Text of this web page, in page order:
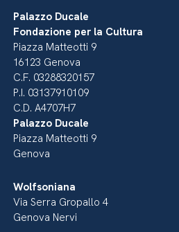
Palazzo Ducale
Fondazione per la Cultura
Piazza Matteotti 9
16123 Genova
C.F. 03288320157
P.I. 03137910109
C.D. A4707H7
Palazzo Ducale
Piazza Matteotti 9
Genova
Wolfsoniana
Via Serra Gropallo 4
Genova Nervi